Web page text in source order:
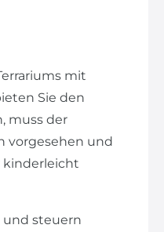
mit
Sie den
muss der
vorgesehen und
kinderleicht
steuern